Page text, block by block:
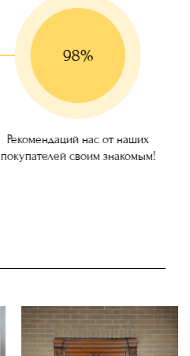
Красивые двери
98%
Рекомендаций нас от наших
покупателей своим знакомым!